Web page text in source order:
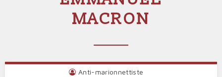
MACRON
Anti-marionnettiste